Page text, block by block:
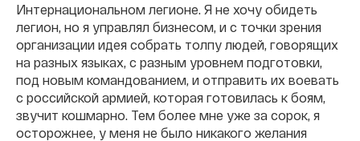
Интернациональном легионе. Я не хочу обидеть
легион, но я управлял бизнесом, и с точки зрения
организации идея собрать толпу людей, говорящих
на разных языках, с разным уровнем подготовки,
под новым командованием, и отправить их воевать
с российской армией, которая готовилась к боям,
звучит кошмарно. Тем более мне уже за сорок, я
осторожнее, у меня не было никакого желания